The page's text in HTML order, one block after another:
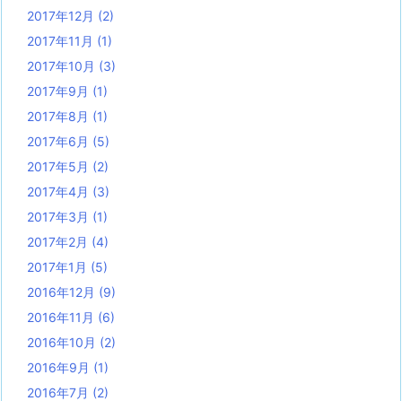
2017年12月 (2)
2017年11月 (1)
2017年10月 (3)
2017年9月 (1)
2017年8月 (1)
2017年6月 (5)
2017年5月 (2)
2017年4月 (3)
2017年3月 (1)
2017年2月 (4)
2017年1月 (5)
2016年12月 (9)
2016年11月 (6)
2016年10月 (2)
2016年9月 (1)
2016年7月 (2)